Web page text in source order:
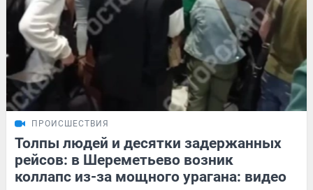
ПРОИСШЕСТВИЯ
Толпы людей и десятки задержанных
рейсов: в Шереметьево возник
коллапс из-за мощного урагана: видео